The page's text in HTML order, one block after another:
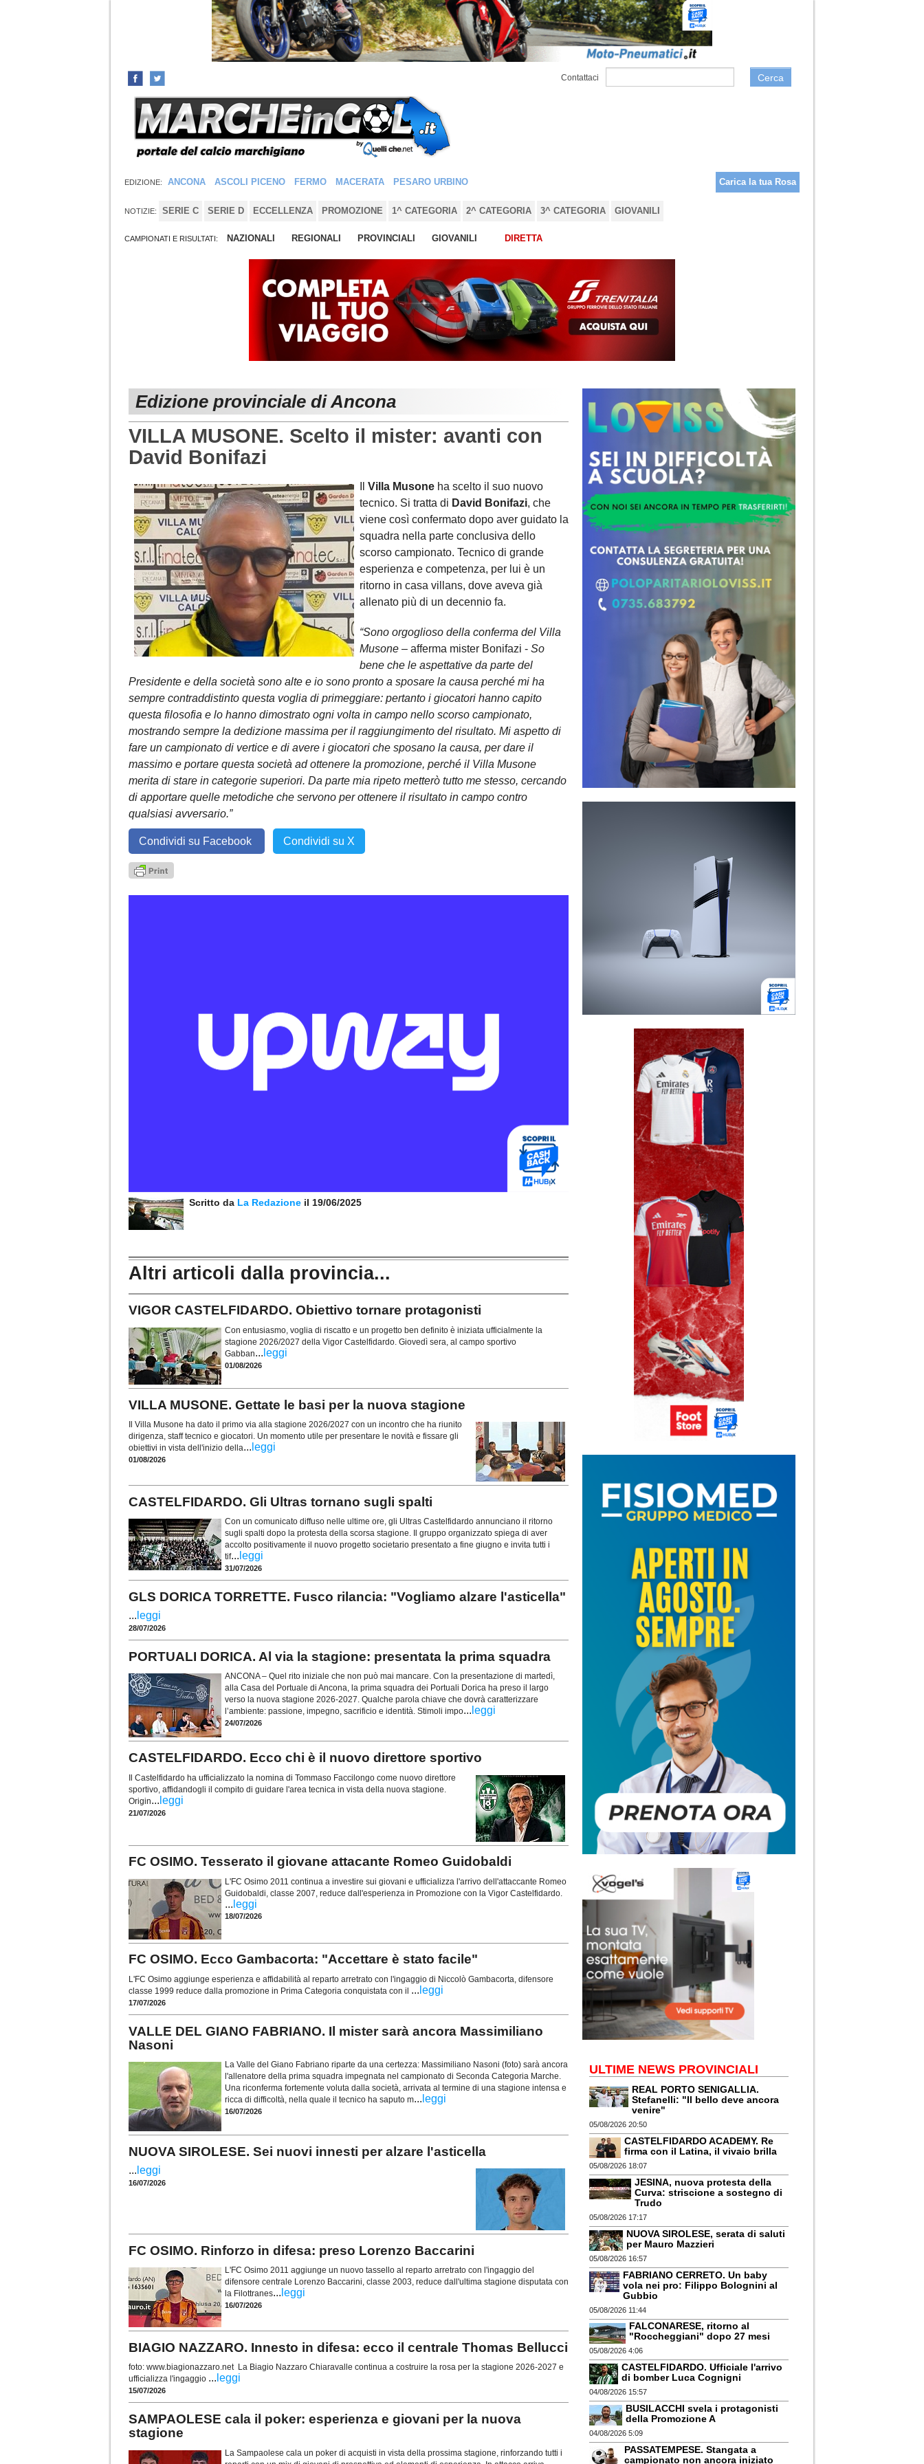
Contattaci Cerca
EDIZIONE: ANCONA ASCOLI PICENO FERMO MACERATA PESARO URBINO Carica la tua Rosa
NOTIZIE: SERIE C SERIE D ECCELLENZA PROMOZIONE 1^ CATEGORIA 2^ CATEGORIA 3^ CATEGORIA GIOVANILI
CAMPIONATI E RISULTATI: NAZIONALI REGIONALI PROVINCIALI GIOVANILI DIRETTA
Edizione provinciale di Ancona
VILLA MUSONE. Scelto il mister: avanti con
David Bonifazi
Villa Musone ha scelto il suo nuovo
tecnico. Si tratta di David Bonifazi, che
viene così confermato dopo aver guidato la
squadra nella parte conclusiva dello
scorso campionato. Tecnico di grande
esperienza e competenza, per lui è un
ritorno in casa villans, dove aveva già
allenato più di un decennio fa.
“Sono orgoglioso della conferma del Villa
Musone – afferma mister Bonifazi - So
bene che le aspettative da parte del
Presidente e della società sono alte e io sono pronto a sposare la causa perché mi ha
sempre contraddistinto questa voglia di primeggiare: pertanto i giocatori hanno capito
questa filosofia e lo hanno dimostrato ogni volta in campo nello scorso campionato,
mostrando sempre la dedizione massima per il raggiungimento del risultato. Mi aspetto di
fare un campionato di vertice e di avere i giocatori che sposano la causa, per dare il
massimo e portare questa società ad ottenere la promozione, perché il Villa Musone
merita di stare in categorie superiori. Da parte mia ripeto metterò tutto me stesso, cercando
di apportare quelle metodiche che servono per ottenere il risultato in campo contro
qualsiasi avversario.”
Condividi su Facebook Condividi su X
Scritto da La Redazione il 19/06/2025
Altri articoli dalla provincia...
VIGOR CASTELFIDARDO. Obiettivo tornare protagonisti
Con entusiasmo, voglia di riscatto e un progetto ben definito è iniziata ufficialmente la
stagione 2026/2027 della Vigor Castelfidardo. Giovedì sera, al campo sportivo
Gabban... leggi
01/08/2026
VILLA MUSONE. Gettate le basi per la nuova stagione
Il Villa Musone ha dato il primo via alla stagione 2026/2027 con un incontro che ha riunito
dirigenza, staff tecnico e giocatori. Un momento utile per presentare le novità e fissare gli
obiettivi in vista dell'inizio della... leggi
01/08/2026
CASTELFIDARDO. Gli Ultras tornano sugli spalti
Con un comunicato diffuso nelle ultime ore, gli Ultras Castelfidardo annunciano il ritorno
sugli spalti dopo la protesta della scorsa stagione. Il gruppo organizzato spiega di aver
accolto positivamente il nuovo progetto societario presentato a fine giugno e invita tutti i
tif... leggi
31/07/2026
GLS DORICA TORRETTE. Fusco rilancia: "Vogliamo alzare l'asticella"
... leggi
28/07/2026
PORTUALI DORICA. Al via la stagione: presentata la prima squadra
ANCONA – Quel rito iniziale che non può mai mancare. Con la presentazione di martedì,
alla Casa del Portuale di Ancona, la prima squadra dei Portuali Dorica ha preso il largo
verso la nuova stagione 2026-2027. Qualche parola chiave che dovrà caratterizzare
l’ambiente: passione, impegno, sacrificio e identità. Stimoli impo... leggi
24/07/2026
CASTELFIDARDO. Ecco chi è il nuovo direttore sportivo
Il Castelfidardo ha ufficializzato la nomina di Tommaso Faccilongo come nuovo direttore
sportivo, affidandogli il compito di guidare l'area tecnica in vista della nuova stagione.
Origin... leggi
21/07/2026
FC OSIMO. Tesserato il giovane attacante Romeo Guidobaldi
L'FC Osimo 2011 continua a investire sui giovani e ufficializza l'arrivo dell'attaccante Romeo
Guidobaldi, classe 2007, reduce dall'esperienza in Promozione con la Vigor Castelfidardo.
... leggi
18/07/2026
FC OSIMO. Ecco Gambacorta: "Accettare è stato facile"
L'FC Osimo aggiunge esperienza e affidabilità al reparto arretrato con l'ingaggio di Niccolò Gambacorta, difensore
classe 1999 reduce dalla promozione in Prima Categoria conquistata con il ... leggi
17/07/2026
VALLE DEL GIANO FABRIANO. Il mister sarà ancora Massimiliano
Nasoni
La Valle del Giano Fabriano riparte da una certezza: Massimiliano Nasoni (foto) sarà ancora
l'allenatore della prima squadra impegnata nel campionato di Seconda Categoria Marche.
Una riconferma fortemente voluta dalla società, arrivata al termine di una stagione intensa e
ricca di difficoltà, nella quale il tecnico ha saputo m... leggi
16/07/2026
NUOVA SIROLESE. Sei nuovi innesti per alzare l'asticella
... leggi
16/07/2026
FC OSIMO. Rinforzo in difesa: preso Lorenzo Baccarini
L'FC Osimo 2011 aggiunge un nuovo tassello al reparto arretrato con l'ingaggio del
difensore centrale Lorenzo Baccarini, classe 2003, reduce dall'ultima stagione disputata con
la Filottranes... leggi
16/07/2026
BIAGIO NAZZARO. Innesto in difesa: ecco il centrale Thomas Bellucci
foto: www.biagionazzaro.net La Biagio Nazzaro Chiaravalle continua a costruire la rosa per la stagione 2026-2027 e
ufficializza l'ingaggio ... leggi
15/07/2026
SAMPAOLESE cala il poker: esperienza e giovani per la nuova
stagione
La Sampaolese cala un poker di acquisti in vista della prossima stagione, rinforzando tutti i
ULTIME NEWS PROVINCIALI
REAL PORTO SENIGALLIA.
Stefanelli: "Il bello deve ancora
venire"
05/08/2026 20:50
CASTELFIDARDO ACADEMY. Re
firma con il Latina, il vivaio brilla
05/08/2026 18:07
JESINA, nuova protesta della
Curva: striscione a sostegno di
Trudo
05/08/2026 17:17
NUOVA SIROLESE, serata di saluti
per Mauro Mazzieri
05/08/2026 16:57
FABRIANO CERRETO. Un baby
vola nei pro: Filippo Bolognini al
Gubbio
05/08/2026 11:44
FALCONARESE, ritorno al
"Roccheggiani" dopo 27 mesi
05/08/2026 4:06
CASTELFIDARDO. Ufficiale l'arrivo
di bomber Luca Cognigni
04/08/2026 15:57
BUSILACCHI svela i protagonisti
della Promozione A
04/08/2026 5:09
PASSATEMPESE. Stangata a
campionato non ancora iniziato